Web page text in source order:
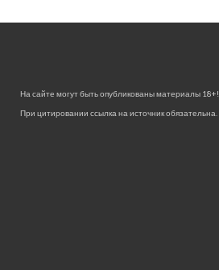
На сайте могут быть опубликованы материалы 18+!
При цитировании ссылка на источник обязательна.